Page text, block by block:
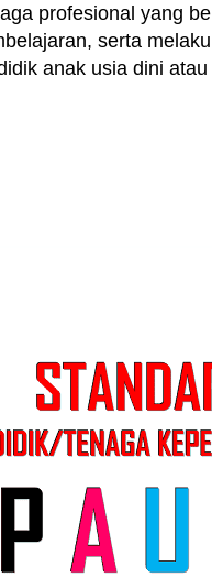
profesional yang
serta
anak usia dini